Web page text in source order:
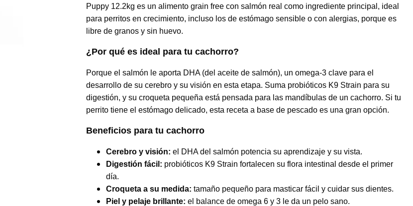
Puppy 12.2kg es un alimento grain free con salmón real como ingrediente principal, ideal
para perritos en crecimiento, incluso los de estómago sensible o con alergias, porque es
libre de granos y sin huevo.
¿Por qué es ideal para tu cachorro?
Porque el salmón le aporta DHA (del aceite de salmón), un omega-3 clave para el
desarrollo de su cerebro y su visión en esta etapa. Suma probióticos K9 Strain para su
digestión, y su croqueta pequeña está pensada para las mandíbulas de un cachorro. Si tu
perrito tiene el estómago delicado, esta receta a base de pescado es una gran opción.
Beneficios para tu cachorro
Cerebro y visión: el DHA del salmón potencia su aprendizaje y su vista.
Digestión fácil: probióticos K9 Strain fortalecen su flora intestinal desde el primer
día.
Croqueta a su medida: tamaño pequeño para masticar fácil y cuidar sus dientes.
Piel y pelaje brillante: el balance de omega 6 y 3 le da un pelo sano.